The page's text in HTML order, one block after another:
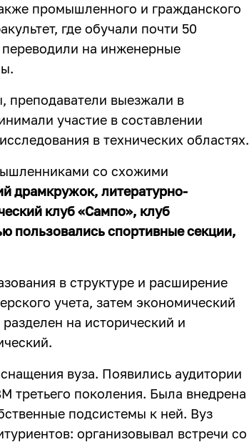
промышленного и гражданского
где обучали почти 50
переводили на инженерные
преподаватели выезжали в
участие в составлении
в технических областях.
со схожими
драмкружок, литературно-
клуб «Сампо», клуб
пользовались спортивные секции,
в структуре и расширение
учета, затем экономический
на исторический и
вуза. Появились аудитории
третьего поколения. Была внедрена
подсистемы к ней. Вуз
организовывал встречи со